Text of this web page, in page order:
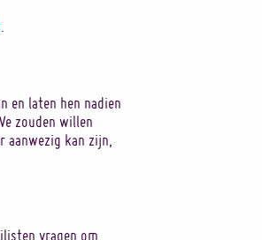
en laten hen nadien
zouden willen
kan zijn,
vragen om